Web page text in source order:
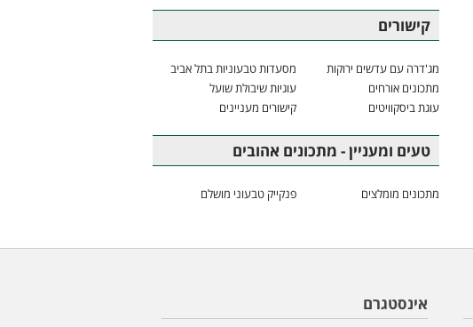
קישורים
מג'דרה עם עדשים ירוקות
מסעדות טבעוניות בתל אביב
מתכונים אורחים
עוגיות שיבולת שועל
עוגת ביסקוויטים
קישורים מעניינים
טעים ומעניין - מתכונים אהובים
מתכונים מומלצים פנקייק טבעוני מושלם
אינסטגרם